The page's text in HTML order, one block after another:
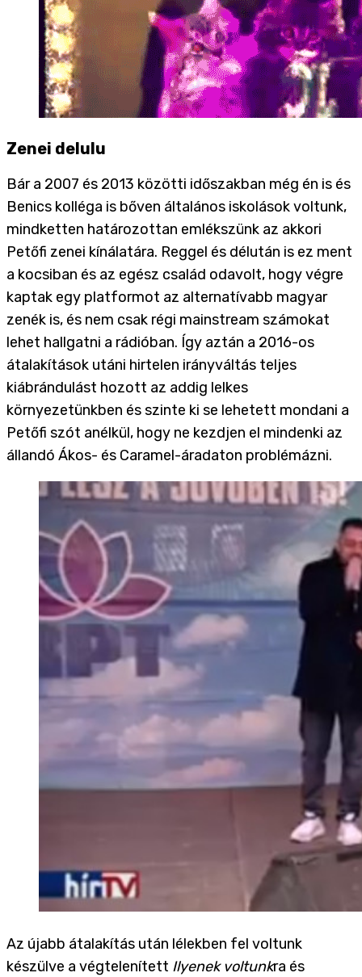
Zenei delulu
Bár a 2007 és 2013 közötti időszakban még én is és
Benics kolléga is bőven általános iskolások voltunk,
mindketten határozottan emlékszünk az akkori
Petőfi zenei kínálatára. Reggel és délután is ez ment
a kocsiban és az egész család odavolt, hogy végre
kaptak egy platformot az alternatívabb magyar
zenék is, és nem csak régi mainstream számokat
lehet hallgatni a rádióban. Így aztán a 2016-os
átalakítások utáni hirtelen irányváltás teljes
kiábrándulást hozott az addig lelkes
környezetünkben és szinte ki se lehetett mondani a
Petőfi szót anélkül, hogy ne kezdjen el mindenki az
állandó Ákos- és Caramel-áradaton problémázni.
Az újabb átalakítás után lélekben fel voltunk
készülve a végtelenített Ilyenek voltunkra és